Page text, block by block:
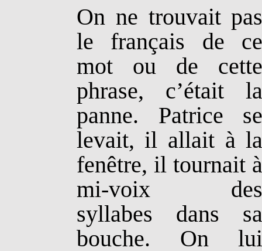
On ne trouvait
le français de
mot ou de
phrase, c’était
panne. Patrice
levait, il allait à
fenêtre, il tournait
mi-voix
syllabes dans
bouche. On